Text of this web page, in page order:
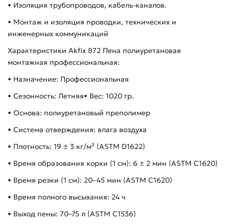
• Изоляция трубопроводов, кабель-каналов.
• Монтаж и изоляция проводки, технических и
инженерных коммуникаций
Характеристики Akfix 872 Пена полиуретановая
монтажная профессиональная:
• Назначение: Профессиональная
• Сезонность: Летняя• Вес: 1020 гр.
• Основа: полиуретановый преполимер
• Система отверждения: влага воздуха
• Плотность: 19 ± 3 кг/м³ (ASTM D1622)
• Время образования корки (1 см): 6 ± 2 мин (ASTM C1620)
• Время резки (1 см): 20–45 мин (ASTM C1620)
• Время полного высыхания: 24 ч
• Выход пены: 70–75 л (ASTM C1536)